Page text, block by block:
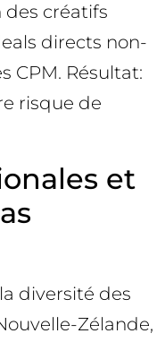
des créatifs
directs non-
CPM. Résultat:
risque de
et
diversité des
Zélande,